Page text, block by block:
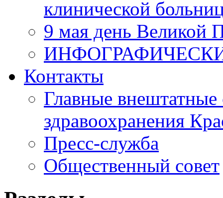
клинической
9 мая день Великой
Контакты
Главные внештатные
здравоохранения
Пресс-служба
Общественный совет